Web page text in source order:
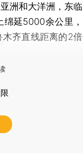
洲和大洋洲，东临
延5000余公里，
齐直线距离的2倍